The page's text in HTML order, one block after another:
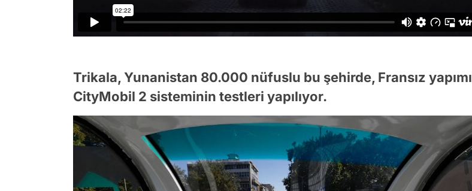
Trikala, Yunanistan 80.000 nüfuslu bu şehirde, Fransız yapımı
CityMobil 2 sisteminin testleri yapılıyor.